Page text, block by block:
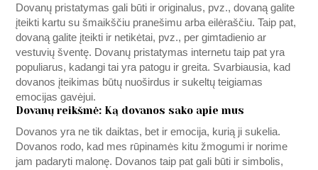
Dovanų pristatymas gali būti ir originalus, pvz., dovaną galite
įteikti kartu su šmaikščiu pranešimu arba eilėraščiu. Taip pat,
dovaną galite įteikti ir netikėtai, pvz., per gimtadienio ar
vestuvių šventę. Dovanų pristatymas internetu taip pat yra
populiarus, kadangi tai yra patogu ir greita. Svarbiausia, kad
dovanos įteikimas būtų nuoširdus ir sukeltų teigiamas
emocijas gavėjui.
Dovanų reikšmė: Ką dovanos sako apie mus
Dovanos yra ne tik daiktas, bet ir emocija, kurią ji sukelia.
Dovanos rodo, kad mes rūpinamės kitu žmogumi ir norime
jam padaryti malonę. Dovanos taip pat gali būti ir simbolis,